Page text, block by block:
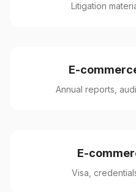
Litigation
E-
Annual reports,
E-
Visa,